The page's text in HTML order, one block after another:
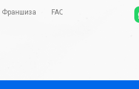
Франшиза FAQ